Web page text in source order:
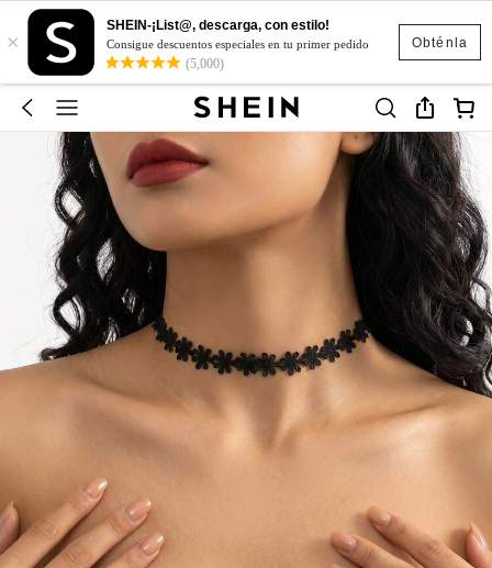
Obténla
×
SHEIN-¡List@, descarga, con estilo!
Consigue descuentos especiales en tu primer pedido
(5,000)